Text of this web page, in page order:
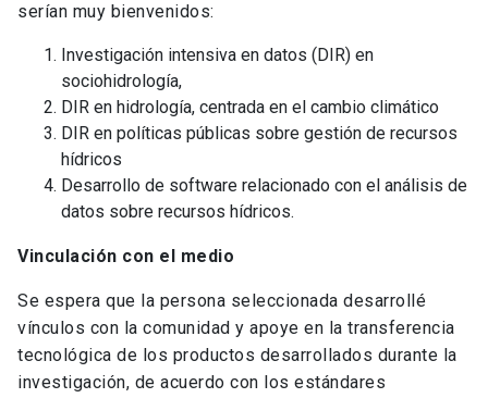
serían muy bienvenidos:
Investigación intensiva en datos (DIR) en
sociohidrología,
DIR en hidrología, centrada en el cambio climático
DIR en políticas públicas sobre gestión de recursos
hídricos
Desarrollo de software relacionado con el análisis de
datos sobre recursos hídricos.
Vinculación con el medio
Se espera que la persona seleccionada desarrollé
vínculos con la comunidad y apoye en la transferencia
tecnológica de los productos desarrollados durante la
investigación, de acuerdo con los estándares